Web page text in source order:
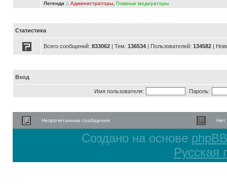
Легенда :: Администраторы Главные модераторы
Статистика
Всего сообщений: 833062 | Тем: 136534 | Пользователей: 134582 |
Вход
Имя пользователя: Пароль:
Непрочитанные сообщения Нет
Создано на основе phpBB
Русская